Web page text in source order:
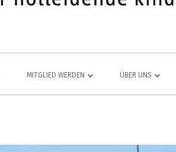
MITGLIED WERDEN ÜBER UNS
VEREINS-CHRONIK